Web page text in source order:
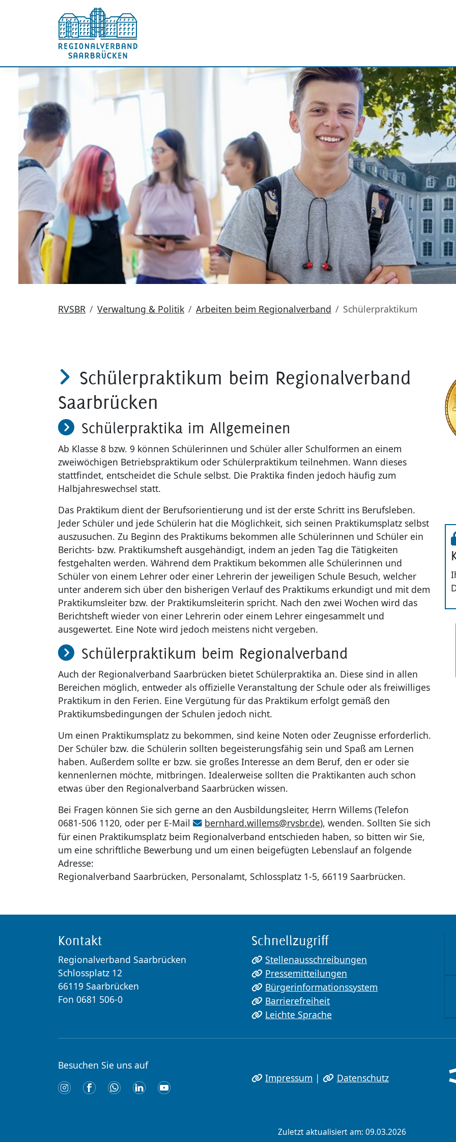
RVSBR Verwaltung & Politik Arbeiten beim Regionalverband Schülerpraktikum
Schülerpraktikum beim Regionalverband
Saarbrücken
Schülerpraktika im Allgemeinen
Ab Klasse 8 bzw. 9 können Schülerinnen und Schüler aller Schulformen an einem
zweiwöchigen Betriebspraktikum oder Schülerpraktikum teilnehmen. Wann dieses
stattfindet, entscheidet die Schule selbst. Die Praktika finden jedoch häufig zum
Halbjahreswechsel statt.
Das Praktikum dient der Berufsorientierung und ist der erste Schritt ins Berufsleben.
Jeder Schüler und jede Schülerin hat die Möglichkeit, sich seinen Praktikumsplatz selbst
auszusuchen. Zu Beginn des Praktikums bekommen alle Schülerinnen und Schüler ein
Berichts- bzw. Praktikumsheft ausgehändigt, indem an jeden Tag die Tätigkeiten
festgehalten werden. Während dem Praktikum bekommen alle Schülerinnen und
Schüler von einem Lehrer oder einer Lehrerin der jeweiligen Schule Besuch, welcher
unter anderem sich über den bisherigen Verlauf des Praktikums erkundigt und mit dem
Praktikumsleiter bzw. der Praktikumsleiterin spricht. Nach den zwei Wochen wird das
Berichtsheft wieder von einer Lehrerin oder einem Lehrer eingesammelt und
ausgewertet. Eine Note wird jedoch meistens nicht vergeben.
Schülerpraktikum beim Regionalverband
Auch der Regionalverband Saarbrücken bietet Schülerpraktika an. Diese sind in allen
Bereichen möglich, entweder als offizielle Veranstaltung der Schule oder als freiwilliges
Praktikum in den Ferien. Eine Vergütung für das Praktikum erfolgt gemäß den
Praktikumsbedingungen der Schulen jedoch nicht.
Um einen Praktikumsplatz zu bekommen, sind keine Noten oder Zeugnisse erforderlich.
Der Schüler bzw. die Schülerin sollten begeisterungsfähig sein und Spaß am Lernen
haben. Außerdem sollte er bzw. sie großes Interesse an dem Beruf, den er oder sie
kennenlernen möchte, mitbringen. Idealerweise sollten die Praktikanten auch schon
etwas über den Regionalverband Saarbrücken wissen.
Bei Fragen können Sie sich gerne an den Ausbildungsleiter, Herrn Willems (Telefon
0681-506 1120, oder per E-Mail
bernhard.willems@rvsbr.de), wenden. Sollten Sie sich
für einen Praktikumsplatz beim Regionalverband entschieden haben, so bitten wir Sie,
um eine schriftliche Bewerbung und um einen beigefügten Lebenslauf an folgende
Adresse:
Regionalverband Saarbrücken, Personalamt, Schlossplatz 1-5, 66119 Saarbrücken.
Kontakt
Regionalverband Saarbrücken
Schlossplatz 12
66119 Saarbrücken
Fon 0681 506-0
Schnellzugriff
Stellenausschreibungen
Pressemitteilungen
Bürgerinformationssystem
Barrierefreiheit
Leichte Sprache
Besuchen Sie uns auf
Impressum | Datenschutz
Zuletzt aktualisiert am: 09.03.2026